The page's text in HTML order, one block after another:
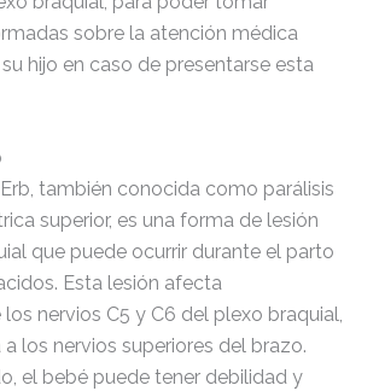
sobre la atención médica
hijo en caso de presentarse esta
también conocida como parálisis
superior, es una forma de lesión
que puede ocurrir durante el parto
Esta lesión afecta
nervios C5 y C6 del plexo braquial,
a los nervios superiores del brazo.
el bebé puede tener debilidad y